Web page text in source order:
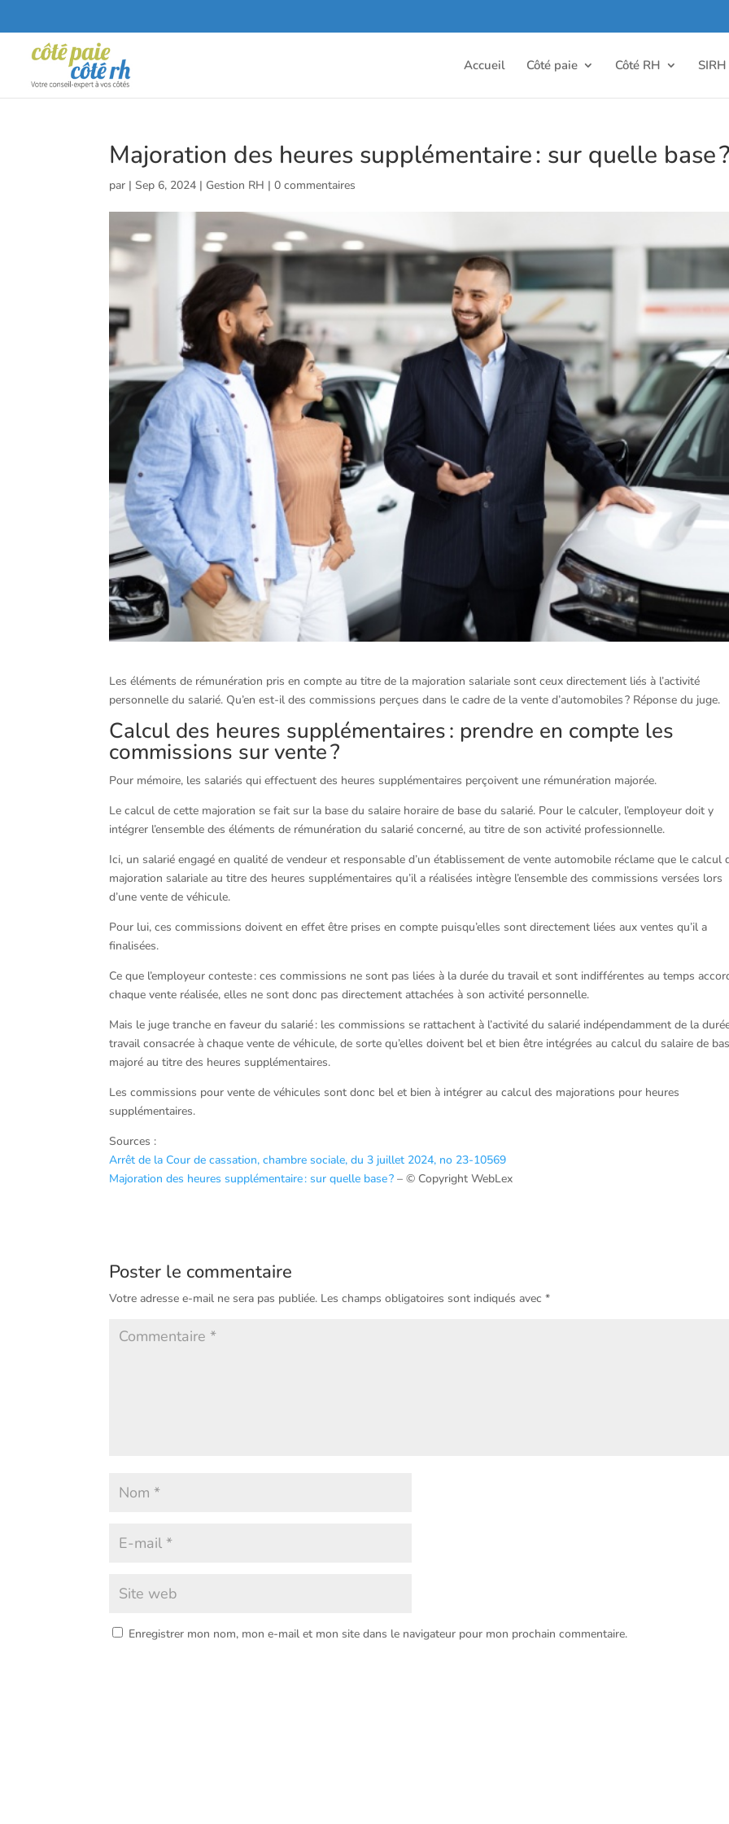
Accueil Côté paie Côté RH SIRH
Majoration des heures supplémentaire : sur quelle base ?
par |Sep 6, 2024 | Gestion RH |0 commentaires
Les éléments de rémunération pris en compte au titre de la majoration salariale sont ceux directement liés à l’activité
personnelle du salarié. Qu’en est-il des commissions perçues dans le cadre de la vente d’automobiles ? Réponse du juge.
Calcul des heures supplémentaires : prendre en compte les
commissions sur vente ?
Pour mémoire, les salariés qui effectuent des heures supplémentaires perçoivent une rémunération majorée.
Le calcul de cette majoration se fait sur la base du salaire horaire de base du salarié. Pour le calculer, l’employeur doit y
intégrer l’ensemble des éléments de rémunération du salarié concerné, au titre de son activité professionnelle.
Ici, un salarié engagé en qualité de vendeur et responsable d’un établissement de vente automobile réclame que le calcul
majoration salariale au titre des heures supplémentaires qu’il a réalisées intègre l’ensemble des commissions versées lors
d’une vente de véhicule.
Pour lui, ces commissions doivent en effet être prises en compte puisqu’elles sont directement liées aux ventes qu’il a
finalisées.
Ce que l’employeur conteste : ces commissions ne sont pas liées à la durée du travail et sont indifférentes au temps
chaque vente réalisée, elles ne sont donc pas directement attachées à son activité personnelle.
Mais le juge tranche en faveur du salarié : les commissions se rattachent à l’activité du salarié indépendamment de la
travail consacrée à chaque vente de véhicule, de sorte qu’elles doivent bel et bien être intégrées au calcul du salaire de
majoré au titre des heures supplémentaires.
Les commissions pour vente de véhicules sont donc bel et bien à intégrer au calcul des majorations pour heures
supplémentaires.
Sources :
Arrêt de la Cour de cassation, chambre sociale, du 3 juillet 2024, no 23-10569
Majoration des heures supplémentaire : sur quelle base ?– © Copyright WebLex
Poster le commentaire
Votre adresse e-mail ne sera pas publiée. Les champs obligatoires sont indiqués avec*
Enregistrer mon nom, mon e-mail et mon site dans le navigateur pour mon prochain commentaire.